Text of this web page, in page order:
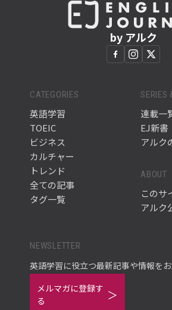
by アルク
CATEGORIES
英語学習
TOEIC
ビジネス
カルチャー
トレンド
全ての記事
タグ一覧
SERIES
連載一
EJ新書
アルク
ABOUT
このサ
アルク
NEWSLETTER
英語学習に役立つ最新記事や情報をお
メルマガに登録す
る